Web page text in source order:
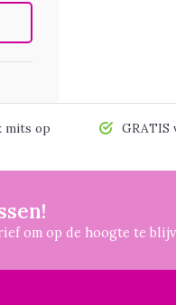
mits op
GRATIS
om op de hoogte te